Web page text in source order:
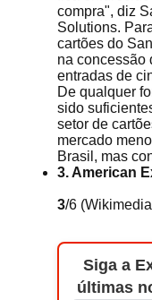
compra", diz
Solutions.
cartões do
na concessão
entradas de
De qualquer
sido
setor de
mercado
Brasil, mas
3. American
3/6
Siga a
últimas